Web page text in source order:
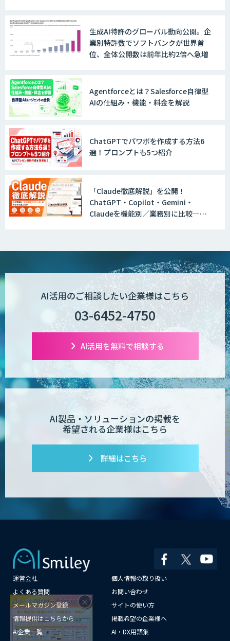
生成AI特許のグローバル動向公開。企
業別特許数でソフトバンクが世界首
位、全体公開数は前年比約2倍へ急増
Agentforceとは？Salesforce自律型
AIの仕組み・機能・料金を解説
ChatGPTでパワポを作成する方法6
選！プロンプトも5つ紹介
「Claude徹底解説」を公開！
ChatGPT・Copilot・Gemini・
Claudeを機能別／業務別に比較―自
AI活用のご相談したい企業様はこちら
03-6452-4750
AI活用を無料で相談する
AI製品・ソリューションの掲載を
希望される企業様はこちら
詳細はこちら
運営会社
個人情報の取り扱い
よくある質問
お問い合わせ
メールマガジン登録
サイトの使い方
情報提供はこちらから
掲載希望の企業様へ
AI企業一覧
AI・DX用語集
×